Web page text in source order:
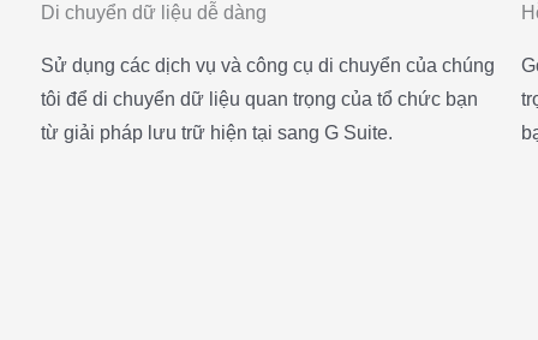
Di chuyển dữ liệu dễ dàng
Sử dụng các dịch vụ và công cụ di chuyển của chúng
tôi để di chuyển dữ liệu quan trọng của tổ chức bạn
từ giải pháp lưu trữ hiện tại sang G Suite.